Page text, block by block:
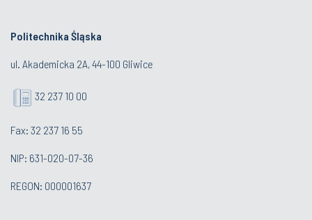
Politechnika Śląska
ul. Akademicka 2A, 44-100 Gliwice
32 237 10 00
Fax: 32 237 16 55
NIP: 631-020-07-36
REGON: 000001637